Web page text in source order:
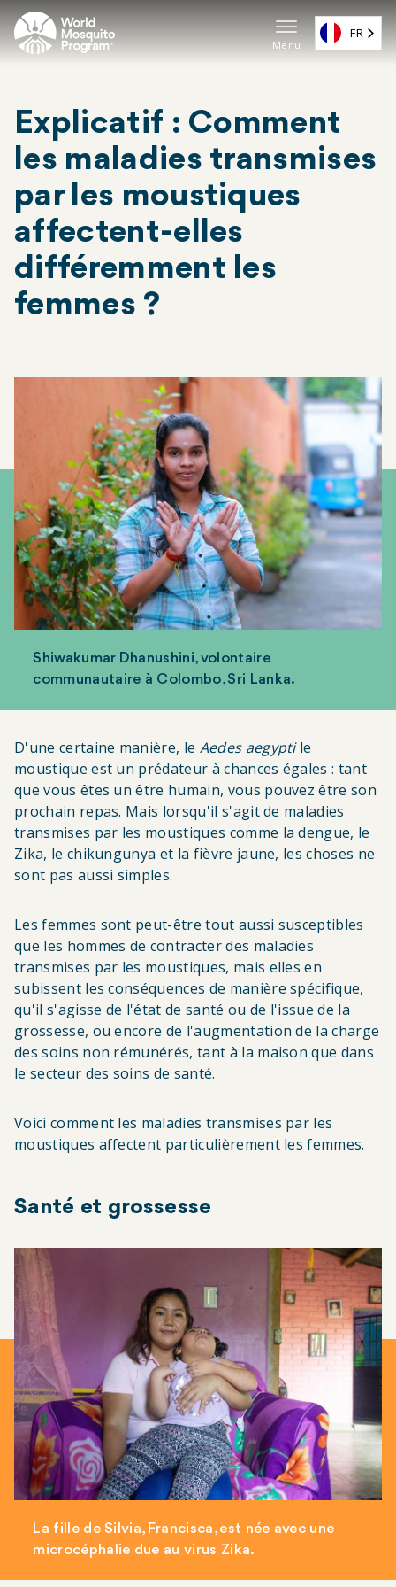
Skip
to
main
(EN)
Menu
FR
Explicatif : Comment
les maladies transmises
par les moustiques
affectent-elles
différemment les
femmes ?
Shiwakumar Dhanushini, volontaire
communautaire à Colombo, Sri Lanka.
D'une certaine manière, le Aedes aegyptile
moustique est un prédateur à chances égales : tant
que vous êtes un être humain, vous pouvez être son
prochain repas. Mais lorsqu'il s'agit de maladies
transmises par les moustiques comme la dengue, le
Zika, le chikungunya et la fièvre jaune, les choses ne
sont pas aussi simples.
Les femmes sont peut-être tout aussi susceptibles
que les hommes de contracter des maladies
transmises par les moustiques, mais elles en
subissent les conséquences de manière spécifique,
qu'il s'agisse de l'état de santé ou de l'issue de la
grossesse, ou encore de l'augmentation de la charge
des soins non rémunérés, tant à la maison que dans
le secteur des soins de santé.
Voici comment les maladies transmises par les
moustiques affectent particulièrement les femmes.
Santé et grossesse
La fille de Silvia, Francisca, est née avec une
microcéphalie due au virus Zika.